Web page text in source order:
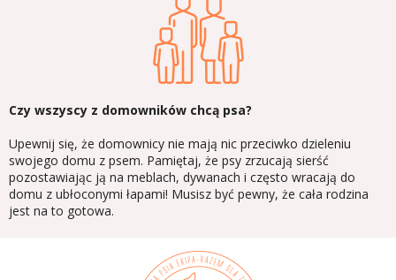
Czy wszyscy z domowników chcą psa?
Upewnij się, że domownicy nie mają nic przeciwko dzieleniu
swojego domu z psem. Pamiętaj, że psy zrzucają sierść
pozostawiając ją na meblach, dywanach i często wracają do
domu z ubłoconymi łapami! Musisz być pewny, że cała rodzina
jest na to gotowa.